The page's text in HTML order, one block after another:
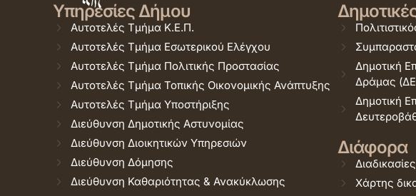
Υπηρεσίες Δήμου
Αυτοτελές Τμήμα Κ.Ε.Π.
Αυτοτελές Τμήμα Εσωτερικού Ελέγχου
Αυτοτελές Τμήμα Πολιτικής Προστασίας
Αυτοτελές Τμήμα Τοπικής Οικονομικής Ανάπτυξης
Αυτοτελές Τμήμα Υποστήριξης
Διεύθυνση Δημοτικής Αστυνομίας
Διεύθυνση Διοικητικών Υπηρεσιών
Διεύθυνση Δόμησης
Διεύθυνση Καθαριότητας & Ανακύκλωσης
Δημοτική
Δράμας
Δημοτική
Διάφορα
Διαδικασίες
Χάρτης